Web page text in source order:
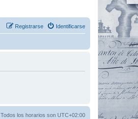
Identificarse
Registrarse
Todos los horarios son UTC+02:00